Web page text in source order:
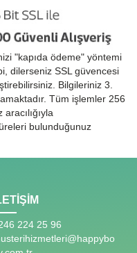
"kapıda ödeme" yöntemi
dilerseniz SSL güvencesi
Bilgileriniz 3.
Tüm işlemler 256
bulunduğunuz
224 25 96